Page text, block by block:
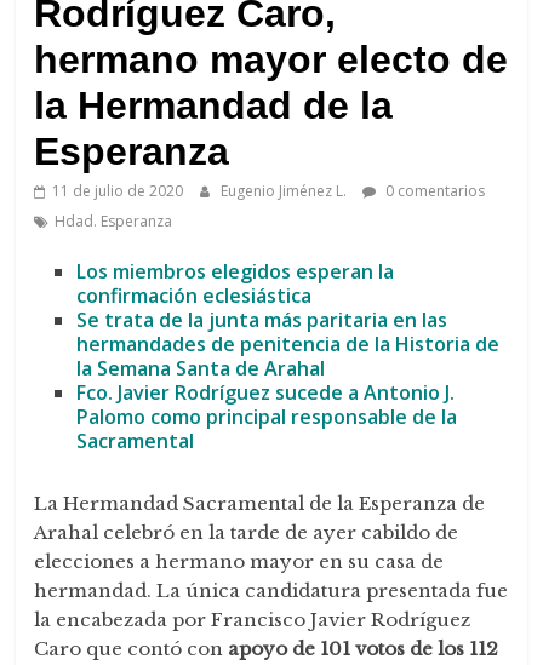
Arahal
Rodríguez Caro,
hermano mayor electo de
la Hermandad de la
Esperanza
11 de julio de 2020 Eugenio Jiménez L.
0 comentarios
Hdad. Esperanza
Los miembros elegidos esperan la
confirmación eclesiástica
Se trata de la junta más paritaria en las
hermandades de penitencia de la Historia de
la Semana Santa de Arahal
Fco. Javier Rodríguez sucede a Antonio J.
Palomo como principal responsable de la
Sacramental
La Hermandad Sacramental de la Esperanza de
Arahal celebró en la tarde de ayer cabildo de
elecciones a hermano mayor en su casa de
hermandad. La única candidatura presentada fue
la encabezada por Francisco Javier Rodríguez
Caro que contó con apoyo de 101 votos de los 112